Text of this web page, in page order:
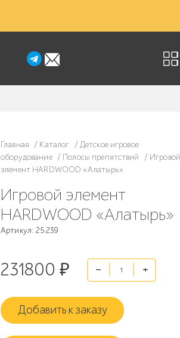
Главная / Каталог /Детское игровое
оборудование / Полосы препятствий / Игровой
элемент HARDWOOD «Алатырь»
Игровой элемент
HARDWOOD «Алатырь»
Артикул: 25239
231800 ₽
Добавить к заказу